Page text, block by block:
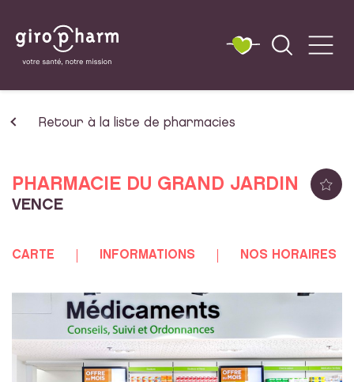
Retour à la liste de pharmacies
PHARMACIE DU GRAND JARDIN
VENCE
CARTE INFORMATIONS NOS HORAIRES